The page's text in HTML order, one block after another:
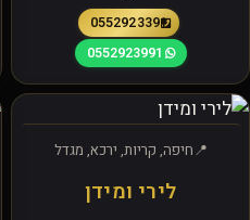
0552923391
0552923991
חיפה, קריות, ירכא, מגדל
לירי ומידן